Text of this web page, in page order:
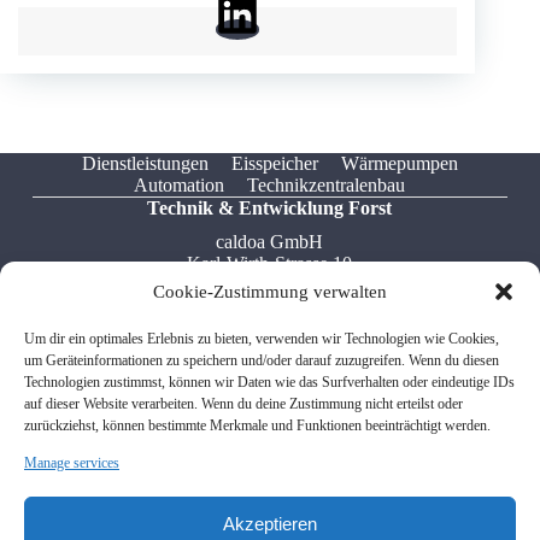
Cookie-Zustimmung verwalten
Um dir ein optimales Erlebnis zu bieten, verwenden wir Technologien wie Cookies,
um Geräteinformationen zu speichern und/oder darauf zuzugreifen. Wenn du diesen
Technologien zustimmst, können wir Daten wie das Surfverhalten oder eindeutige IDs
auf dieser Website verarbeiten. Wenn du deine Zustimmung nicht erteilst oder
zurückziehst, können bestimmte Merkmale und Funktionen beeinträchtigt werden.
Manage services
Akzeptieren
Dienstleistungen Eisspeicher
Wärmepumpen
Automation
Technikzentralenbau
Technik & Entwicklung Forst
caldoa GmbH
Karl-Wirth-Strasse 10
76694 Forst
Tel: +49 7251 / 322 549 5
Fax: +49 7541 / 599 767 8
Email: info[at]caldoa.de
Donaustrasse 12
88046 Friedrichshafen